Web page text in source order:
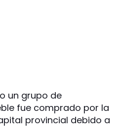
un grupo de
fue comprado por la
provincial debido a